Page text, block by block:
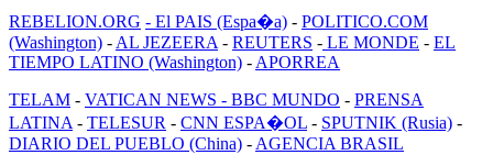
REBELION.ORG - El PAIS (Espa�a) - POLITICO.COM
(Washington) - AL JEZEERA - REUTERS - LE MONDE - EL
TIEMPO LATINO (Washington) - APORREA
TELAM - VATICAN NEWS - BBC MUNDO - PRENSA
LATINA - TELESUR - CNN ESPA�OL - SPUTNIK (Rusia) -
DIARIO DEL PUEBLO (China) - AGENCIA BRASIL